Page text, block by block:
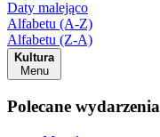
Daty malejąco
Alfabetu (A-Z)
Alfabetu (Z-A)
Kultura
Menu
Polecane wydarzenia